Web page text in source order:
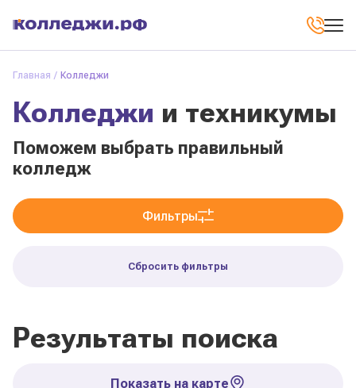
Главная Колледжи
Колледжи и техникумы
Поможем выбрать правильный
колледж
Фильтры
Сбросить фильтры
Результаты поиска
Показать на карте